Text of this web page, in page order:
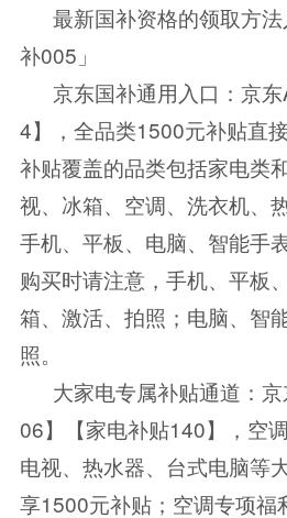
最新国补资格的领取方
补005」
京东国补通用入口：京
4】，全品类1500元补贴直
补贴覆盖的品类包括家电类
视、冰箱、空调、洗衣机、
手机、平板、电脑、智能手
购买时请注意，手机、平板
箱、激活、拍照；电脑、智
照。
大家电专属补贴通道：
06】【家电补贴140】，空
电视、热水器、台式电脑等
享1500元补贴；空调专项福